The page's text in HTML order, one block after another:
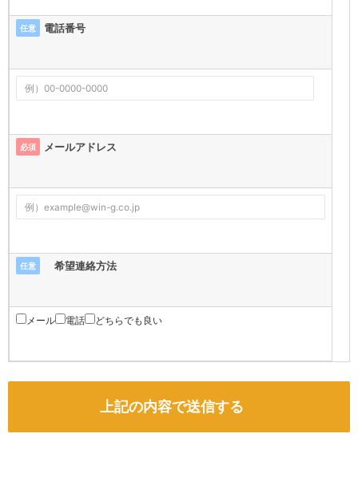
任意 電話番号
必須 メールアドレス
任意 希望連絡方法
メール 電話 どちらでも良い